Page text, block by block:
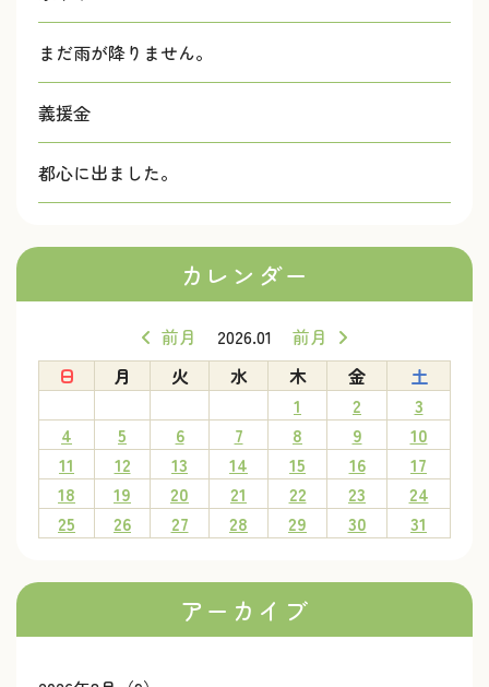
まだ雨が降りません。
義援金
都心に出ました。
カレンダー
前月 2026.01
前月
日
月 火 水 木 金
土
1
2
3
4
5 6 7 8 9
10
11
12 13 14 15 16
17
18
19 20 21 22 23
24
25
26 27 28 29 30 31
アーカイブ